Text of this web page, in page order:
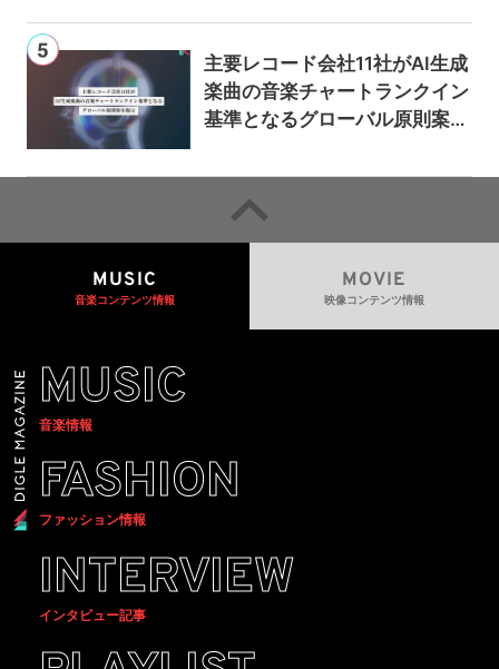
主要レコード会社11社がAI生成
楽曲の音楽チャートランクイン
基準となるグローバル原則案を
るための統一的な枠組みを提案
MUSIC
音楽コンテンツ情報
MOVIE
映像コンテンツ情報
MUSIC
音楽情報
FASHION
ファッション情報
INTERVIEW
インタビュー記事